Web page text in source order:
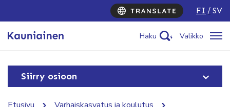
FI SV
Haku Valikko
Siirry osioon